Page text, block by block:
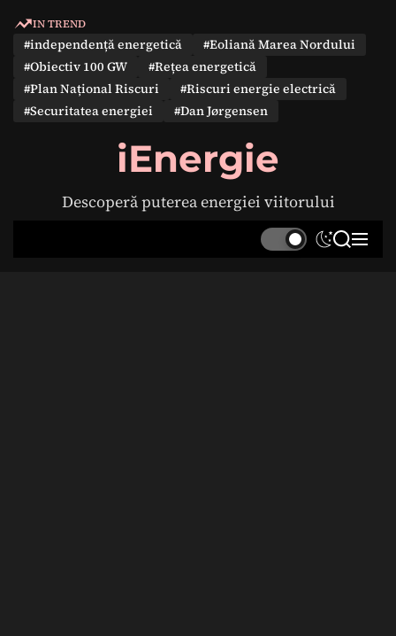
IN TREND
#independență energetică
#Eoliană Marea Nordului
#Obiectiv 100 GW
#Rețea energetică
#Plan Național Riscuri
#Riscuri energie electrică
#Securitatea energiei
#Dan Jørgensen
iEnergie
Descoperă puterea energiei viitorului
S
S M